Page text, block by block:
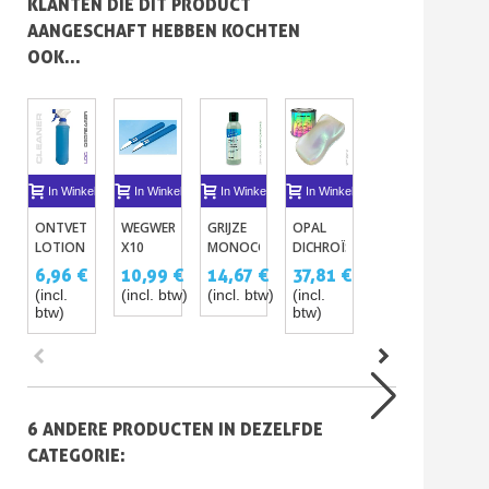
KLANTEN DIE DIT PRODUCT
AANGESCHAFT HEBBEN KOCHTEN
OOK...
In Winkelwagen
ONTVETTENDE
LOTION
VOOR
CARROSSERIE
6,96 €
(incl.
btw)
In Winkelwagen
WEGWERPMES
X10
10,99 €
(incl. btw)
In Winkelwagen
GRIJZE
MONOCOMPONENT
SNELLE
OPPERVLAKKEN
PRIMER
14,67 €
(incl. btw)
In Winkelwagen
OPAL
DICHROÏSCHE
VERVEN
- 14
KLEUREN
37,81 €
(incl.
btw)
6 ANDERE PRODUCTEN IN DEZELFDE
CATEGORIE: